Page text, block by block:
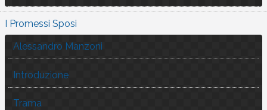
I Promessi Sposi
Alessandro Manzoni
Introduzione
Trama